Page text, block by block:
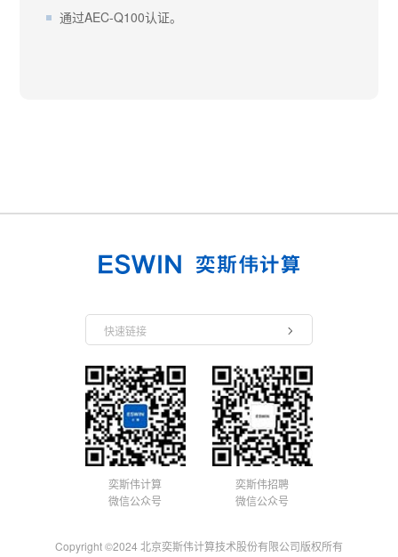
通过AEC-Q100认证。
快速链接
奕斯伟计算
微信公众号
奕斯伟招聘
微信公众号
Copyright ©2024 北京奕斯伟计算技术股份有限公司版权所有